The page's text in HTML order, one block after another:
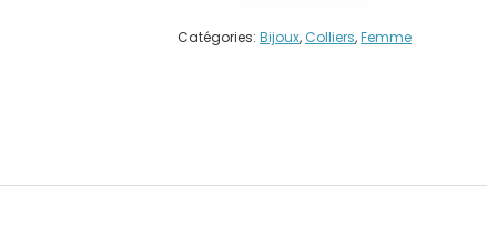
Catégories: Bijoux, Colliers,Femme